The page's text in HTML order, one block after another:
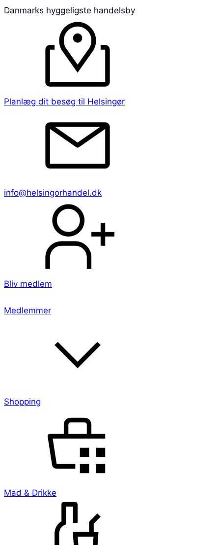
Danmarks hyggeligste handelsby
Planlæg dit besøg til Helsingør
info@helsingorhandel.dk
Bliv medlem
Medlemmer
Shopping
Mad & Drikke